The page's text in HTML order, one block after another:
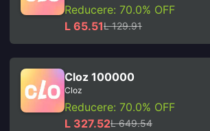
Reducere: 70.0% OFF
L 65.51L 129.91
Cloz 100000
Cloz
Reducere: 70.0% OFF
L 327.52L 649.54